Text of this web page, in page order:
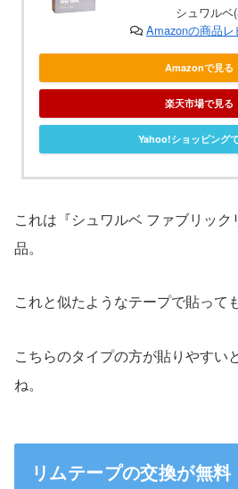
シュワルベ
Amazonの商品
Amazonで見る
楽天市場で見る
Yahoo!ショッピング
これは『シュワルベ ファブリッ
品。
これと似たようなテープで貼って
こちらのタイプの方が貼りやすい
ね。
リムテープの交換が無料